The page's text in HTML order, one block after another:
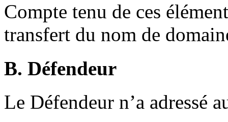
Compte tenu de ces
transfert du nom de
B. Défendeur
Le Défendeur n’a adressé